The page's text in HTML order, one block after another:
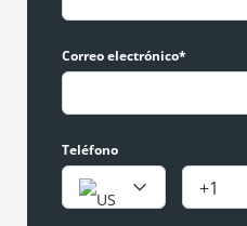
Correo electrónico*
Teléfono